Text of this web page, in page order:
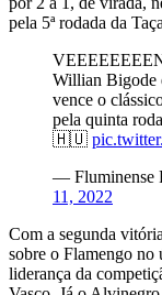
pela 5ª rodada da
Willian Bigode
vence o
pela quinta
🇭🇺
— Fluminense
11, 2022
Com a segunda
sobre o Flamengo
liderança da